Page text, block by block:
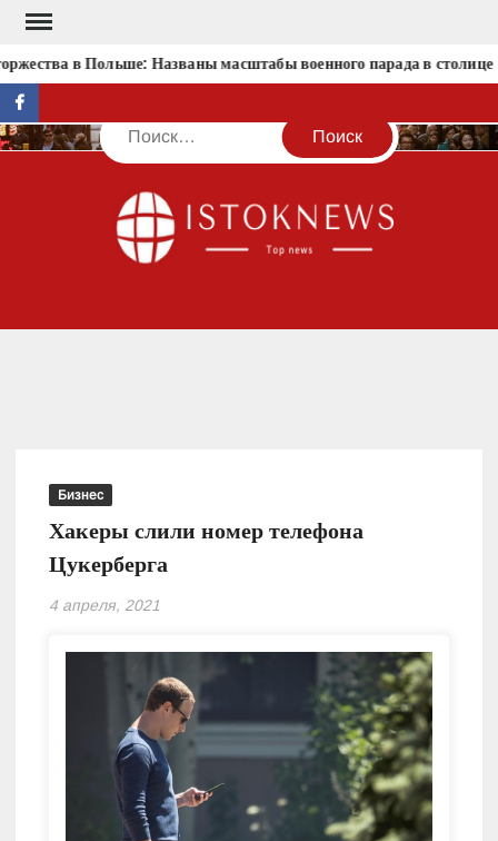
Перейти
содержимомув Польше: Названы масштабы военного парада в столице
facebook
Поиск
Бизнес
Хакеры слили номер телефона
Цукерберга
4 апреля, 2021